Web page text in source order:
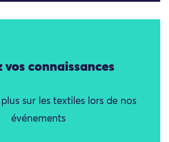
vos connaissances
sur les textiles lors de nos
événements